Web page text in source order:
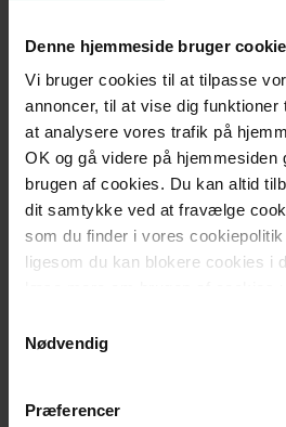
Denne hjemmeside bruger
Vi bruger cookies til at tilpasse
annoncer, til at vise dig
at analysere vores trafik på
OK og gå videre på
brugen af cookies. Du kan altid
dit samtykke ved at fravælge
som du finder i vores
ligesom du kan blokere cookies i
behandling af personoplysninger.
Nødvendig
Præferencer
Kontakt
Birgitte Pedersen
Advokat (H), Ejerpartner,
Mobil:+45 2215 1172
Telefon:
+45 7221 1756
Mød teamet